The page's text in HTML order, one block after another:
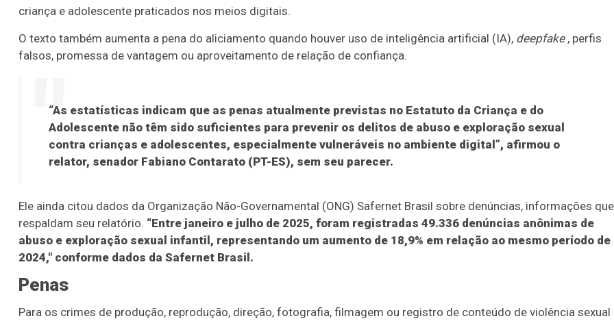
criança e adolescente praticados nos meios digitais.
O texto também aumenta a pena do aliciamento quando houver uso de inteligência artificial (IA), deepfake, perfis
falsos, promessa de vantagem ou aproveitamento de relação de confiança.
“As estatísticas indicam que as penas atualmente previstas no Estatuto da Criança e do
Adolescente não têm sido suficientes para prevenir os delitos de abuso e exploração sexual
contra crianças e adolescentes, especialmente vulneráveis no ambiente digital”, afirmou o
relator, senador Fabiano Contarato (PT-ES), sem seu parecer.
Ele ainda citou dados da Organização Não-Governamental (ONG) Safernet Brasil sobre denúncias, informações que
respaldam seu relatório. “Entre janeiro e julho de 2025, foram registradas 49.336 denúncias anônimas de
abuso e exploração sexual infantil, representando um aumento de 18,9% em relação ao mesmo período de
2024," conforme dados da Safernet Brasil.
Penas
Para os crimes de produção, reprodução, direção, fotografia, filmagem ou registro de conteúdo de violência sexual